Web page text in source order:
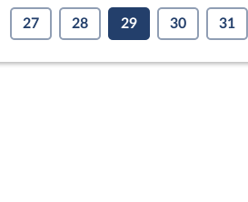
27 28 29 30 31